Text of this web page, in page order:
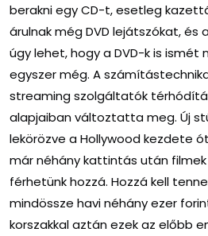
berakni egy CD-t, esetleg
árulnak még DVD lejátszókat, és
úgy lehet, hogy a DVD-k is ismét
egyszer még. A
streaming szolgáltatók
alapjaiban változtatta meg. Új
lekörözve a Hollywood kezdete
már néhány kattintás után
férhetünk hozzá. Hozzá kell
mindössze havi néhány ezer
korszakkal aztán ezek az előbb